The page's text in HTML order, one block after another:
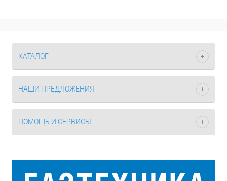
КАТАЛОГ
НАШИ ПРЕДЛОЖЕНИЯ
ПОМОЩЬ И СЕРВИСЫ